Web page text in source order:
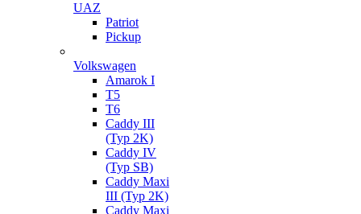
UAZ
Patriot
Pickup
Volkswagen
Amarok I
T5
T6
Caddy III
(Typ 2K)
Caddy IV
(Typ SB)
Caddy Maxi
III (Typ 2K)
Caddy Maxi